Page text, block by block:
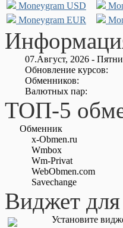
Moneygram USD
Moneygram EUR
07.Август, 2026 -
Обновление курсов:
Обменников:
Валютных пар:
ТОП-5
Обменник
x-Obmen.ru
Wmbox
Wm-Privat
WebObmen.com
Savechange
Виджет
Установите